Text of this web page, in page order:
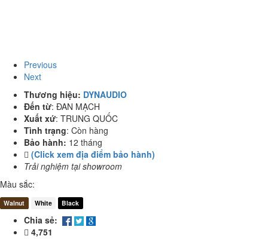
Previous
Next
Thương hiệu: DYNAUDIO
Đến từ: ĐAN MẠCH
Xuất xứ: TRUNG QUỐC
Tình trạng: Còn hàng
Bảo hành: 12 tháng
(Click xem địa điểm bảo hành)
Trải nghiệm tại showroom
Màu sắc:
Walnut White Black
Chia sẻ:
4,751